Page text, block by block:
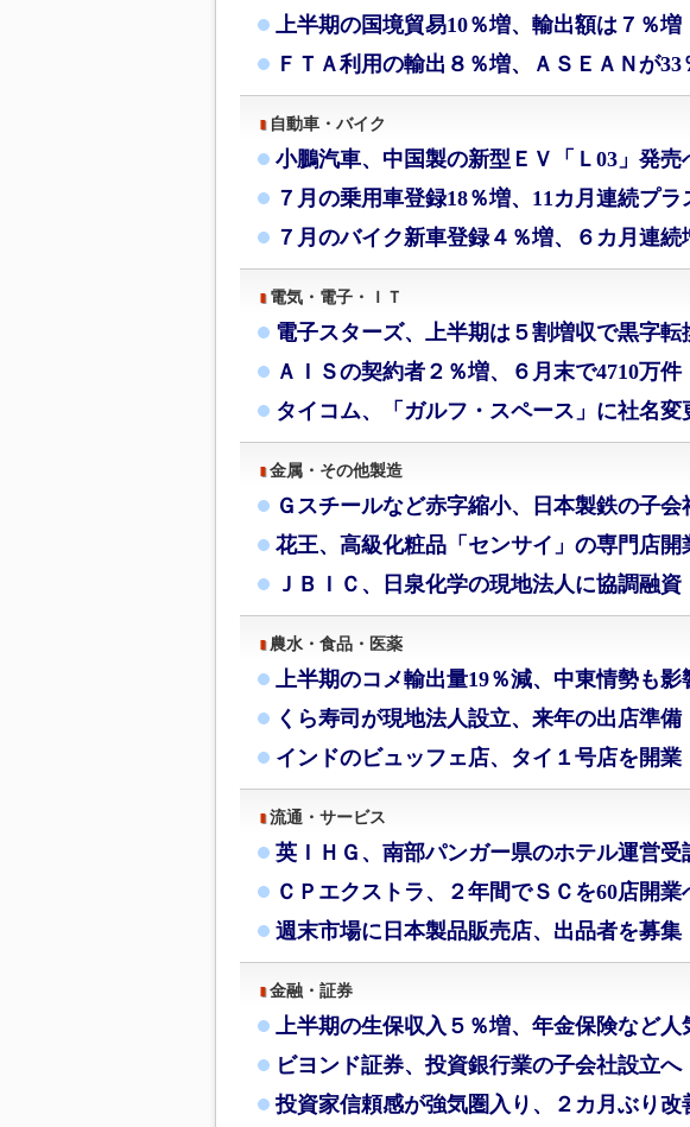
上半期の国境貿易10％増、輸出額は７％増
ＦＴＡ利用の輸出８％増、ＡＳＥＡＮが33
自動車・バイク
小鵬汽車、中国製の新型ＥＶ「Ｌ03」発売
７月の乗用車登録18％増、11カ月連続プラ
７月のバイク新車登録４％増、６カ月連続
電気・電子・ＩＴ
電子スターズ、上半期は５割増収で黒字転
ＡＩＳの契約者２％増、６月末で4710万件
タイコム、「ガルフ・スペース」に社名変
金属・その他製造
Ｇスチールなど赤字縮小、日本製鉄の子会
花王、高級化粧品「センサイ」の専門店開
ＪＢＩＣ、日泉化学の現地法人に協調融資
農水・食品・医薬
上半期のコメ輸出量19％減、中東情勢も影
くら寿司が現地法人設立、来年の出店準備
インドのビュッフェ店、タイ１号店を開業
流通・サービス
英ＩＨＧ、南部パンガー県のホテル運営受
ＣＰエクストラ、２年間でＳＣを60店開業
週末市場に日本製品販売店、出品者を募集
金融・証券
上半期の生保収入５％増、年金保険など人
ビヨンド証券、投資銀行業の子会社設立へ
投資家信頼感が強気圏入り、２カ月ぶり改